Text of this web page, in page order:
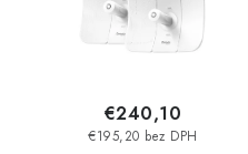
in) TP-link
€195,20 bez DPH
€240,10